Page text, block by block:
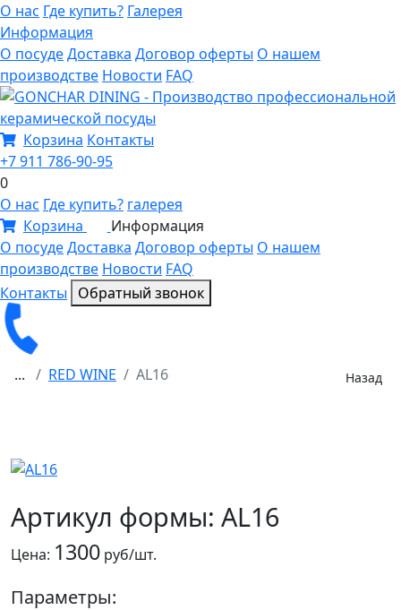
О нас Где купить? Галерея
Информация
О посудеДоставка Договор оферты О нашем
производстве Новости FAQ
Корзина Контакты
+7 911 786-90-95
0
О нас Где купить? галерея
Корзина
Информация
О посудеДоставка Договор оферты О нашем
производстве Новости FAQ
Контакты
Обратный звонок
... RED WINE AL16 Назад
Артикул формы: AL16
Цена: 1300 руб/шт.
Параметры: